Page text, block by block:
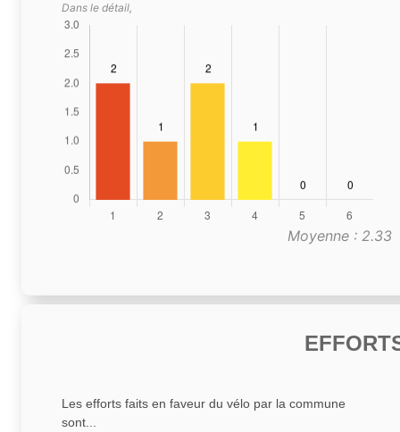
Dans le détail,
Moyenne : 2.33
Les efforts faits en faveur du vélo par la commune
sont...